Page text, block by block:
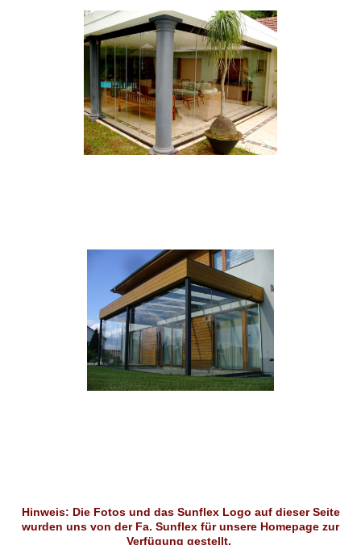
Hinweis: Die Fotos und das Sunflex Logo auf dieser Seite
wurden uns von der Fa. Sunflex für unsere Homepage zur
Verfügung gestellt.